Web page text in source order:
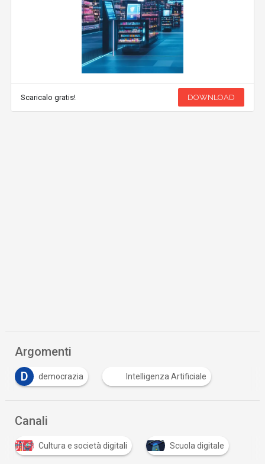
Scaricalo gratis! DOWNLOAD
Argomenti
D
democrazia Intelligenza Artificiale
Canali
Cultura e società digitali Scuola digitale